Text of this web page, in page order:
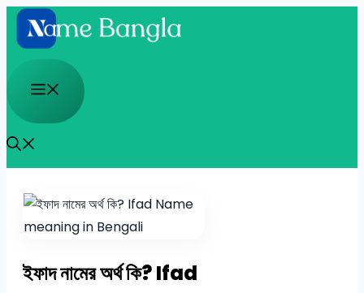
Skip
to
content
Menu
ইফাদ নামের অর্থ কি? Ifad